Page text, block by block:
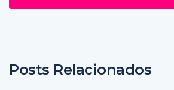
Posts Relacionados